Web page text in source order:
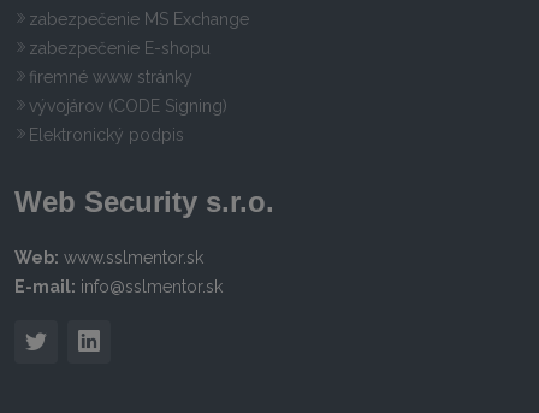
zabezpečenie MS Exchange
zabezpečenie E-shopu
firemné www stránky
vývojárov (CODE Signing)
Elektronický podpis
Web Security s.r.o.
Web: www.sslmentor.sk
E-mail: info@sslmentor.sk